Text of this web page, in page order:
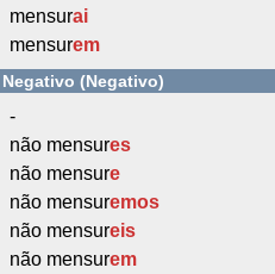
mensurai
mensurem
Negativo (Negativo)
-
não mensures
não mensure
não mensuremos
não mensureis
não mensurem